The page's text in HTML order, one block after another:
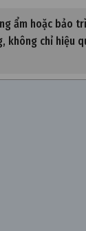
ẩm hoặc bảo
không chỉ